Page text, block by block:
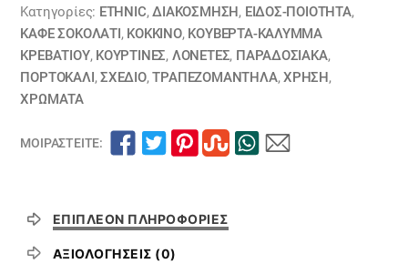
Κατηγορίες: ETHNIC,ΔΙΑΚΟΣΜΗΣΗ , ΕΙΔΟΣ-ΠΟΙΟΤΗΤΑ,
ΚΑΦΕ ΣΟΚΟΛΑΤΙ , ΚΟΚΚΙΝΟ, ΚΟΥΒΈΡΤΑ-ΚΆΛΥΜΜΑ
ΚΡΕΒΑΤΙΟΎ, ΚΟΥΡΤΊΝΕΣ, ΛΟΝΈΤΕΣ, ΠΑΡΑΔΟΣΙΑΚΑ,
ΠΟΡΤΟΚΑΛΙ ,ΣΧΕΔΙΟ,ΤΡΑΠΕΖΟΜΆΝΤΗΛΑ,ΧΡΗΣΗ ,
ΧΡΏΜΑΤΑ
ΜΟΙΡΑΣΤΕΊΤΕ:
ΕΠΙΠΛΈΟΝ ΠΛΗΡΟΦΟΡΊΕΣ
ΑΞΙΟΛΟΓΉΣΕΙΣ (0)